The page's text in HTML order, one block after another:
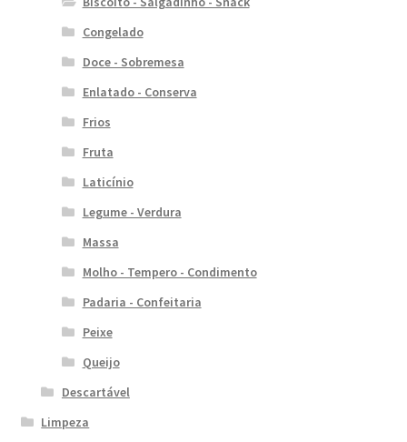
Congelado
Doce - Sobremesa
Enlatado - Conserva
Frios
Fruta
Laticínio
Legume - Verdura
Massa
Molho - Tempero - Condimento
Padaria - Confeitaria
Peixe
Queijo
Descartável
Limpeza